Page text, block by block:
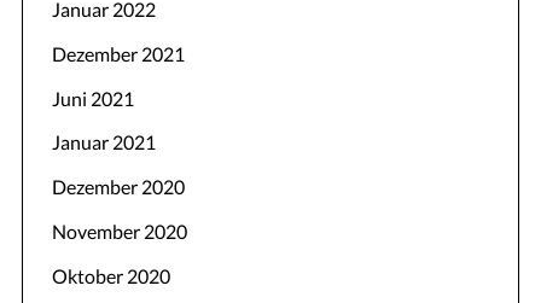
Januar 2022
Dezember 2021
Juni 2021
Januar 2021
Dezember 2020
November 2020
Oktober 2020